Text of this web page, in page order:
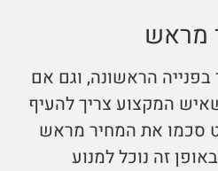
מראש
הראשונה, וגם אם
המקצוע צריך להעיף
סכמו את המחיר מראש
זה נוכל למנוע